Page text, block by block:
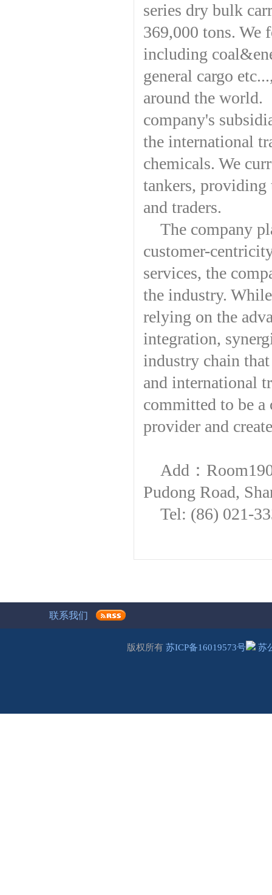
series dry bulk
369,000 tons. We
including
general cargo
around the world.
company's
the international
chemicals. We
tankers, providing
and traders.
The company
customer-
services, the
the industry.
relying on the
integration,
industry chain
and international
committed to be
provider and
Add：
Pudong Road,
Tel: (86) 021-
联系我们
版权所有 苏ICP备16019573号 苏